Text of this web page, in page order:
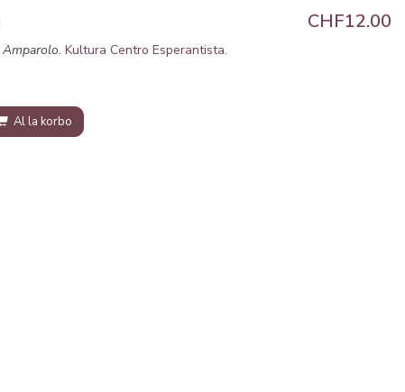
CHF12.00
Amparolo. Kultura Centro Esperantista.
Al la korbo